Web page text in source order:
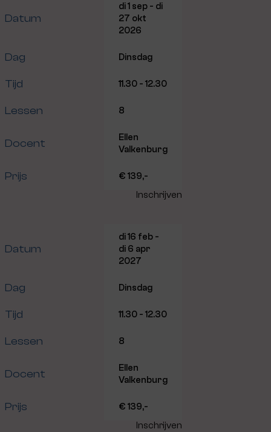
Datum
di 1 sep - di
27 okt
2026
Dag Dinsdag
Tijd 11.30 - 12.30
Lessen 8
Docent
Ellen
Valkenburg
Prijs € 139,-
Inschrijven
Datum
di 16 feb -
di 6 apr
2027
Dag Dinsdag
Tijd 11.30 - 12.30
Lessen 8
Docent
Ellen
Valkenburg
Prijs € 139,-
Inschrijven